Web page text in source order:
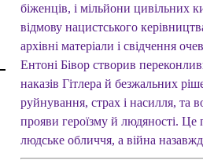
біженців, і мільйони цивільних
відмову нацистського
архівні матеріали і свідчення
Ентоні Бівор створив
наказів Гітлера й безжальних
руйнування, страх і насилля, та
прояви героїзму й людяності.
людське обличчя, а війна